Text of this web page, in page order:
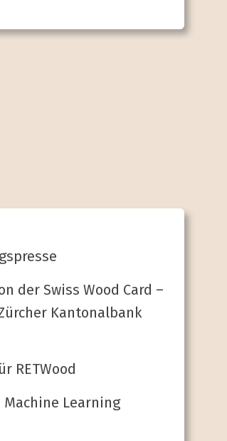
der Swiss Wood Card –
Kantonal­bank
RETWood
Learning